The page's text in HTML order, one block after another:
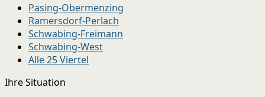
Pasing-Obermenzing
Ramersdorf-Perlach
Schwabing-Freimann
Schwabing-West
Alle 25 Viertel
Ihre Situation